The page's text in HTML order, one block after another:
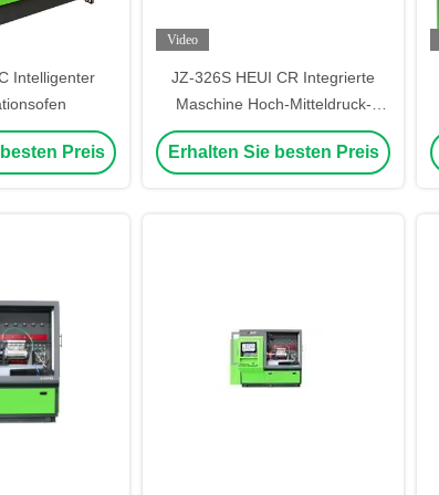
Intelligenter
Preis
Video
JZ-326S HEUI CR Integrierte
Maschine Hoch-Mitteldruck-
Injektor Zwei-Wege-Betriebs-
Prüfbank
Erhalten Sie besten Preis